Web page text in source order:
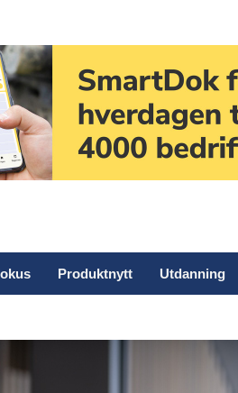
Produktnytt Utdanning